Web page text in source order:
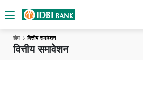
होम वित्तीय समावेशन
वित्तीय समावेशन